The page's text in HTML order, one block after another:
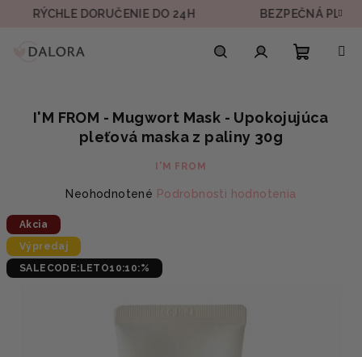
DORUČENIE DO 24H BEZPEČNÁ PLATBA
košík
I'M FROM - Mugwort Mask - Upokojujúca
pleťová maska z paliny 30g
I'M FROM
Priemerné
je
0,0
z
hviezdičiek.
Neohodnotené Podrobnosti hodnotenia
Akcia
Výpredaj
SALECODE:LETO10:10:%